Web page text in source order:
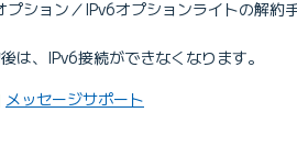
プション／IPv6オプションライトの解約
は、IPv6接続ができなくなります。
メッセージサポート